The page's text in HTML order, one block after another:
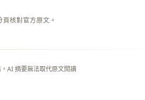
核對官方原文。
AI 摘要無法取代原文閱讀